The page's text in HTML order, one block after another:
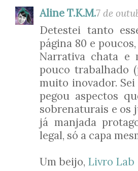
Aline T.K.M.7 de
Detestei tanto
página 80 e
Narrativa chata e
pouco trabalhado
muito inovador.
pegou aspectos
sobrenaturais e os
já manjada
legal, só a capa
Um beijo, Livro Lab